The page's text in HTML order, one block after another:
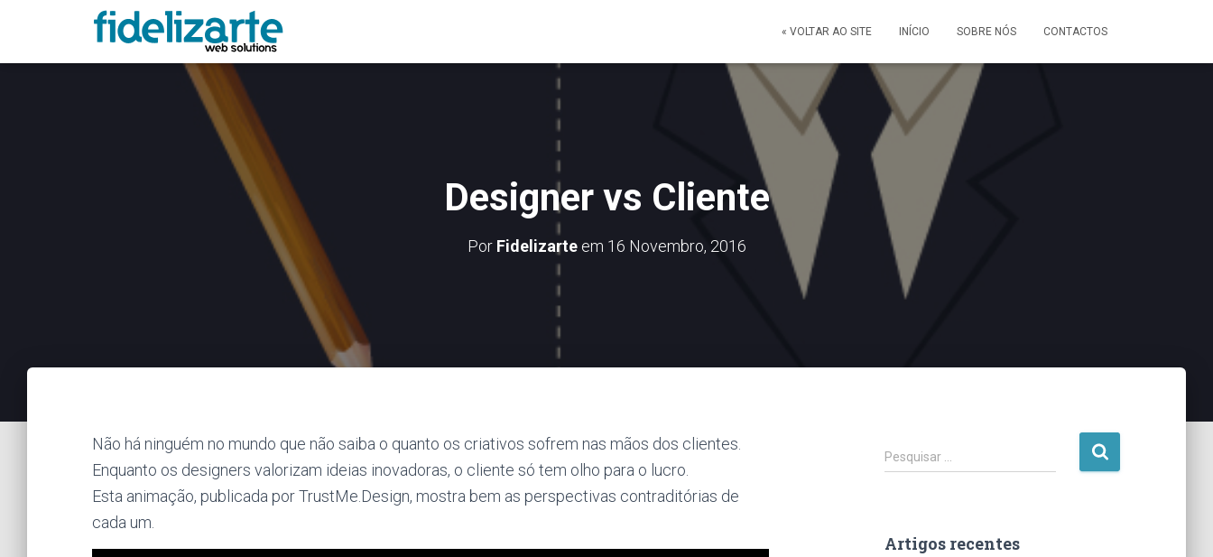
« VOLTAR AO SITE INÍCIO SOBRE NÓS CONTACTOS
Designer vs Cliente
Por Fidelizarteem 16 Novembro, 2016
Não há ninguém no mundo que não saiba o quanto os criativos sofrem nas mãos dos clientes.
Enquanto os designers valorizam ideias inovadoras, o cliente só tem olho para o lucro.
Esta animação, publicada por TrustMe.Design, mostra bem as perspectivas contraditórias de
cada um.
P
e
i
Pesquisar …
Artigos recentes